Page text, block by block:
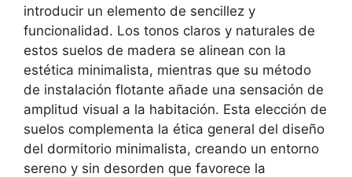
introducir un elemento de sencillez y
funcionalidad. Los tonos claros y naturales de
estos suelos de madera se alinean con la
estética minimalista, mientras que su método
de instalación flotante añade una sensación de
amplitud visual a la habitación. Esta elección de
suelos complementa la ética general del diseño
del dormitorio minimalista, creando un entorno
sereno y sin desorden que favorece la